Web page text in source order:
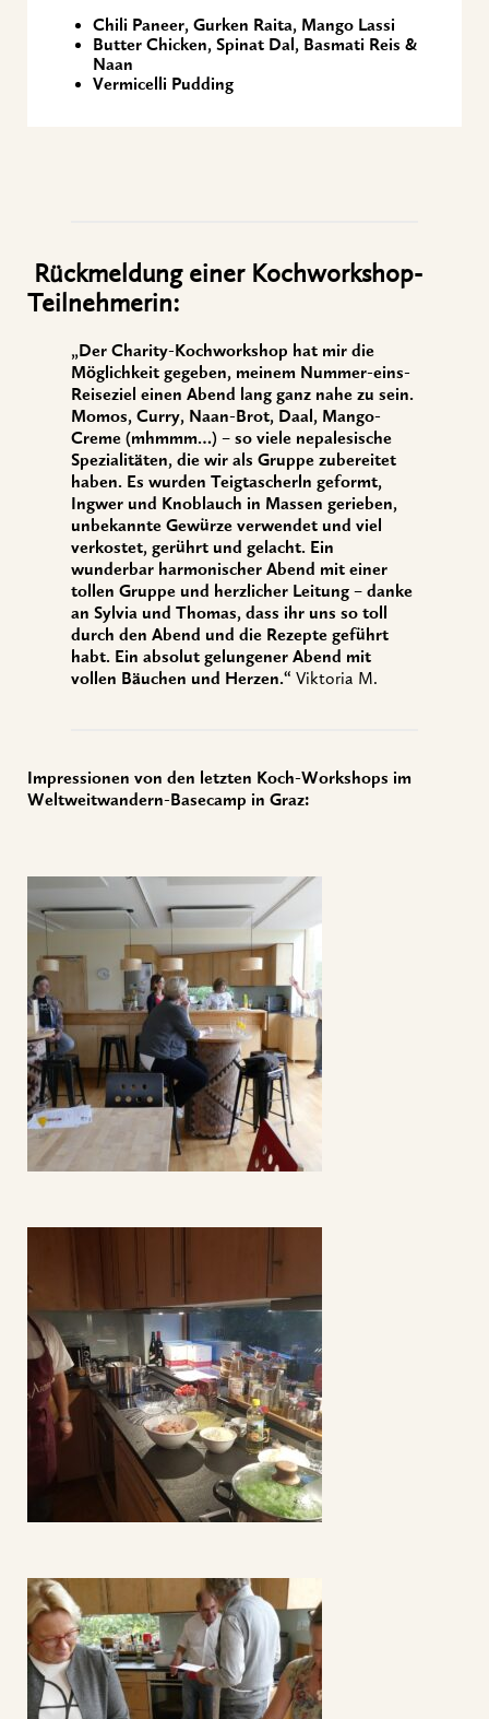
Chili Paneer, Gurken Raita, Mango Lassi
Butter Chicken, Spinat Dal, Basmati Reis &
Naan
Vermicelli Pudding
Rückmeldung einer Kochworkshop-
Teilnehmerin:
„Der Charity-Kochworkshop hat mir die
Möglichkeit gegeben, meinem Nummer-eins-
Reiseziel einen Abend lang ganz nahe zu sein.
Momos, Curry, Naan-Brot, Daal, Mango-
Creme (mhmmm…) – so viele nepalesische
Spezialitäten, die wir als Gruppe zubereitet
haben. Es wurden Teigtascherln geformt,
Ingwer und Knoblauch in Massen gerieben,
unbekannte Gewürze verwendet und viel
verkostet, gerührt und gelacht. Ein
wunderbar harmonischer Abend mit einer
tollen Gruppe und herzlicher Leitung – danke
an Sylvia und Thomas, dass ihr uns so toll
durch den Abend und die Rezepte geführt
habt. Ein absolut gelungener Abend mit
vollen Bäuchen und Herzen.“ Viktoria M.
Impressionen von den letzten Koch-Workshops im
Weltweitwandern-Basecamp in Graz: